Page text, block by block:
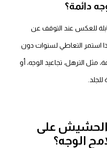
للعكس عند التوقف عن
التعاطي لسنوات دون
تجاعيد الوجه، أو
على
الوجه؟